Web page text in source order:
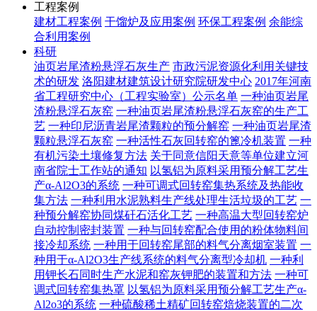
工程案例
建材工程案例 干馏炉及应用案例 环保工程案例 余能综
合利用案例
科研
油页岩尾渣粉悬浮石灰生产 市政污泥资源化利用关键技
术的研发 洛阳建材建筑设计研究院研发中心 2017年河南
省工程研究中心（工程实验室）公示名单 一种油页岩尾
渣粉悬浮石灰窑 一种油页岩尾渣粉悬浮石灰窑的生产工
艺 一种印尼沥青岩尾渣颗粒的预分解窑 一种油页岩尾渣
颗粒悬浮石灰窑 一种活性石灰回转窑的篦冷机装置 一种
有机污染土壤修复方法 关于同意信阳天意等单位建立河
南省院士工作站的通知 以氢铝为原料采用预分解工艺生
产α-Al2O3的系统 一种可调式回转窑集热系统及热能收
集方法 一种利用水泥熟料生产线处理生活垃圾的工艺 一
种预分解窑协同煤矸石活化工艺 一种高温大型回转窑炉
自动控制密封装置 一种与回转窑配合使用的粉体物料间
接冷却系统 一种用于回转窑尾部的料气分离烟室装置 一
种用于α-Al2O3生产线系统的料气分离型冷却机 一种利
用钾长石同时生产水泥和窑灰钾肥的装置和方法 一种可
调式回转窑集热罩 以氢铝为原料采用预分解工艺生产α-
Al2o3的系统 一种硫酸稀土精矿回转窑焙烧装置的二次